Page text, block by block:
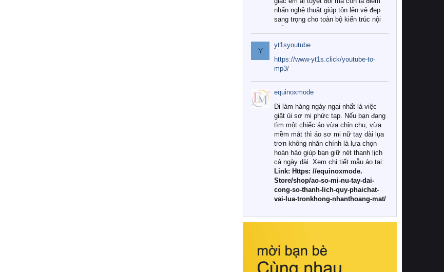
nhấn nghệ thuật giúp tôn lên vẻ đẹp
sang trọng cho toàn bộ kiến trúc nội
Tuy nhiên, giữa thị trường đa dạng
với vô vàn thương hiệu và mẫu mã
như hiện nay, làm thế nào để chọn
được những bộ chăn ga gối đệm cao
cấp thực sự chất lượng, phù hợp với
khí hậu và nhu cầu sử dụng của gia
đình? Hãy cùng chúng tôi đi tìm lời
giải đáp chi tiết qua bài viết dưới đây.
1. Tại sao các gia đình hiện đại lại ưa
chuộng chăn ga gối đệm cao cấp?
Khác với các dòng sản phẩm thông
thường, những bộ chăn ga gối đệm
cao cấp trải qua quy trình sản xuất
nghiêm ngặt từ khâu chọn lọc nguyên
liệu tự nhiên đến công nghệ dệt
nhuộm hiện đại không chứa hóa chất
này, bạn sẽ cảm nhận rõ rệt sự khác
hồi chuẩn xác của phần đệm nâng đỡ
cột sống.
Y
yt1syoutube
https://www-yt1s.click/youtube-to-
mp3/
equinoxmode
Đi làm hàng ngày ngại nhất là việc
giặt ủi sơ mi phức tạp. Nếu bạn đang
tìm một chiếc áo vừa chỉn chu, vừa
mềm mát thì áo sơ mi nữ tay dài lụa
trơn không nhăn chính là lựa chọn
hoàn hảo giúp bạn giữ nét thanh lịch
cả ngày dài. Xem chi tiết mẫu áo tại:
Link: Https: //equinoxmode.
Store/shop/ao-so-mi-nu-tay-dai-
cong-so-thanh-lich-quy-phaichat-
vai-lua-tronkhong-nhanthoang-mat/